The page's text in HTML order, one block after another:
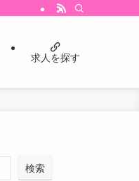
求人を探す
検索